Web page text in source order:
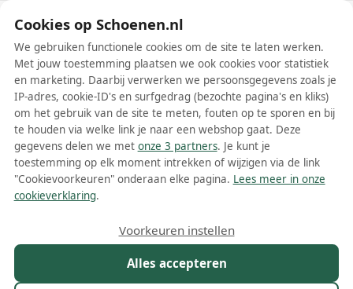
Schoenen.nl
Wis filters Alle filters
Elisabetta Franchi schoenen
Meer lezen
Kleur Prijs
Cookies op Schoenen.nl
We gebruiken functionele cookies om de site te laten werken.
Met jouw toestemming plaatsen we ook cookies voor statistiek
en marketing. Daarbij verwerken we persoonsgegevens zoals je
IP-adres, cookie-ID's en surfgedrag (bezochte pagina's en kliks)
om het gebruik van de site te meten, fouten op te sporen en bij
te houden via welke link je naar een webshop gaat. Deze
gegevens delen we met onze 3 partners. Je kunt je
toestemming op elk moment intrekken of wijzigen via de link
"Cookievoorkeuren" onderaan elke pagina. Lees meer in onze
cookieverklaring.
Alles accepteren
Voorkeuren instellen